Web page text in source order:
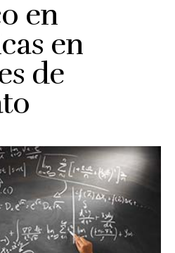
en
en
de